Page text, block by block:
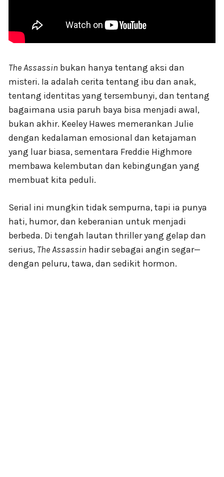
The Assassin bukan hanya tentang aksi dan
misteri. Ia adalah cerita tentang ibu dan anak,
tentang identitas yang tersembunyi, dan tentang
bagaimana usia paruh baya bisa menjadi awal,
bukan akhir. Keeley Hawes memerankan Julie
dengan kedalaman emosional dan ketajaman
yang luar biasa, sementara Freddie Highmore
membawa kelembutan dan kebingungan yang
membuat kita peduli.
Serial ini mungkin tidak sempurna, tapi ia punya
hati, humor, dan keberanian untuk menjadi
berbeda. Di tengah lautan thriller yang gelap dan
serius, The Assassin hadir sebagai angin segar—
dengan peluru, tawa, dan sedikit hormon.